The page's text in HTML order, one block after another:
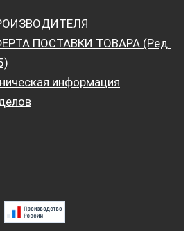
ПОСТАВКИ ТОВАРА (Ред.
информация